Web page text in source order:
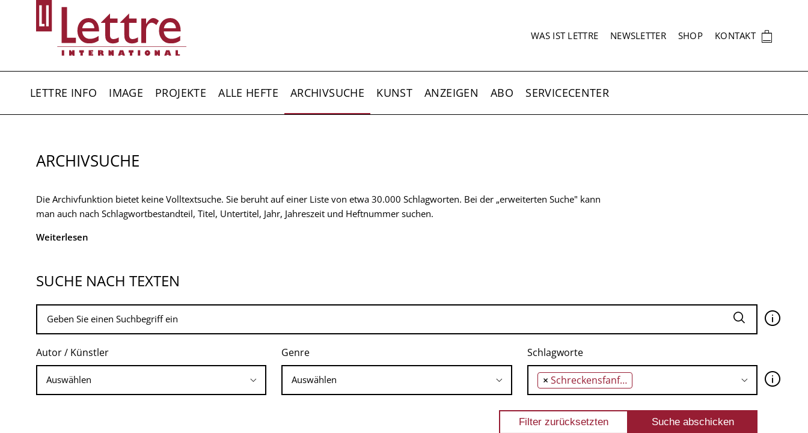
SEKUNDÄRNAVIGATION
WAS IST LETTRE NEWSLETTER SHOP KONTAKT 🛍
LETTRE INFO IMAGE PROJEKTE ALLE HEFTE ARCHIVSUCHE KUNST ANZEIGEN ABO SERVICECENTER
ARCHIVSUCHE
Die Archivfunktion bietet keine Volltextsuche. Sie beruht auf einer Liste von etwa 30.000 Schlagworten. Bei der „erweiterten Suche" kann
man auch nach Schlagwortbestandteil, Titel, Untertitel, Jahr, Jahreszeit und Heftnummer suchen.
Weiterlesen
SUCHE NACH TEXTEN
🛈
Autor / Künstler Genre Schlagworte
× Schreckensfanfare 🛈